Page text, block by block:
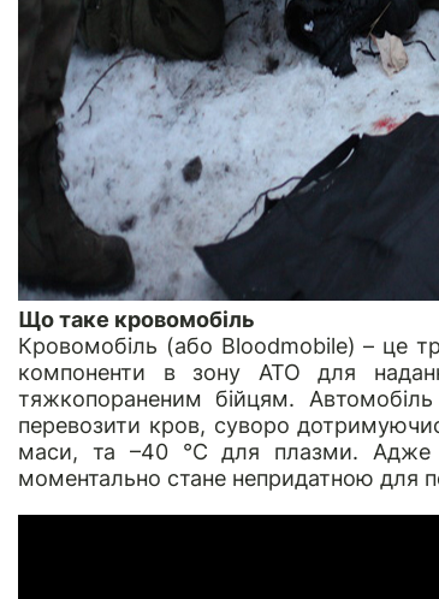
Що таке кровомобіль
Кровомобіль (або Bloodmobile) – це
компоненти в зону АТО для
тяжкопораненим бійцям.
перевозити кров, суворо
маси, та –40 °C для плазми.
моментально стане непридатною для